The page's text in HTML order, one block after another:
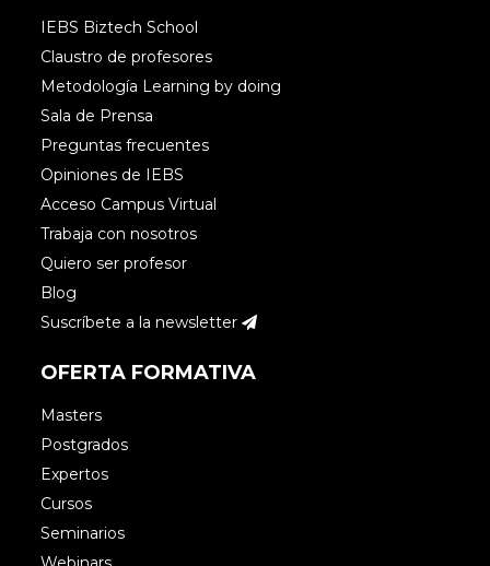
IEBS Biztech School
Claustro de profesores
Metodología Learning by doing
Sala de Prensa
Preguntas frecuentes
Opiniones de IEBS
Acceso Campus Virtual
Trabaja con nosotros
Quiero ser profesor
Blog
Suscríbete a la newsletter
OFERTA FORMATIVA
Masters
Postgrados
Expertos
Cursos
Seminarios